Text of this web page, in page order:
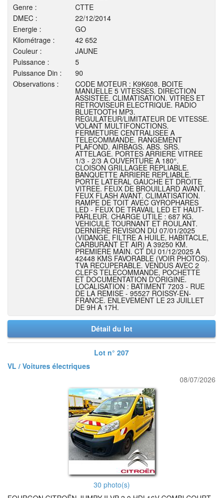
Genre :
CTTE
DMEC :
22/12/2014
Energie :
GO
Kilométrage :
42 652
Couleur :
JAUNE
Puissance :
5
Puissance Din :
90
Observations :
CODE MOTEUR : K9K608. BOITE
MANUELLE 5 VITESSES. DIRECTION
ASSISTEE. CLIMATISATION. VITRES ET
RETROVISEUR ELECTRIQUE. RADIO
BLUETOOTH MP3.
REGULATEUR/LIMITATEUR DE VITESSE.
VOLANT MULTIFONCTIONS.
FERMETURE CENTRALISEE A
TELECOMMANDE. RANGEMENT
PLAFOND. AIRBAGS. ABS. SRS.
ATTELAGE. PORTES ARRIERE VITREE
1/3 - 2/3 A OUVERTURE A 180°.
CLOISON GRILLAGEE REPLIABLE.
BANQUETTE ARRIERE REPLIABLE.
PORTE LATERAL GAUCHE ET DROITE
VITREE. FEUX DE BROUILLARD AVANT.
FEUX FLASH AVANT. CLIMATISATION.
RAMPE DE TOIT AVEC GYROPHARES
LED - FEUX DE TRAVAIL LED ET HAUT-
PARLEUR. CHARGE UTILE : 687 KG.
VEHICULE TOURNANT ET ROULANT.
DERNIERE REVISION DU 07/01/2025
(VIDANGE, FILTRE A HUILE, HABITACLE,
CARBURANT ET AIR) A 39250 KM.
PREMIERE MAIN. CT DU 01/12/2025 A
42448 KMS FAVORABLE (VOIR PHOTOS).
TVA RECUPERABLE. VENDUS AVEC 2
CLEFS TELECOMMANDE, POCHETTE
ET DOCUMENTATION D'ORIGINE.
LOCALISATION : BATIMENT 7203 - RUE
DE LA REMISE - 95527 ROISSY-EN-
FRANCE. ENLEVEMENT LE 23 JUILLET
DE 9H A 17H.
Détail du lot
Lot n° 207
VL / Voitures électriques
08/07/2026
30 photo(s)